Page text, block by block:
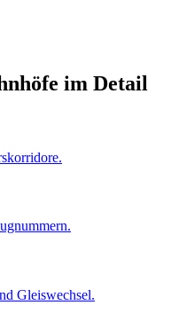
im Detail
Gleiswechsel.